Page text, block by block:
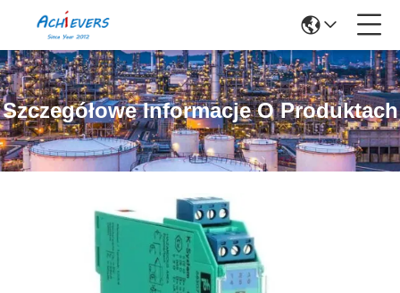
Szczegółowe Informacje O Produktach